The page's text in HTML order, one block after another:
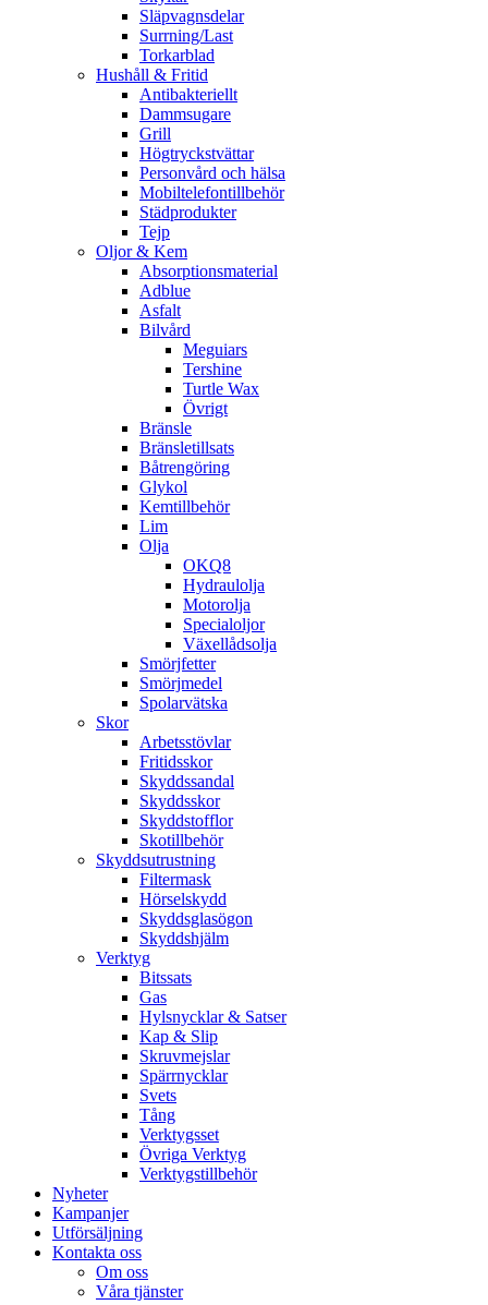
Släpvagnsdelar
Surrning/Last
Torkarblad
Hushåll & Fritid
Antibakteriellt​
Dammsugare
Grill
Högtryckstvättar
Personvård och hälsa
Mobiltelefontillbehör
Städprodukter
Tejp
Oljor & Kem
Absorptionsmaterial
Adblue
Asfalt
Bilvård
Meguiars
Tershine
Turtle Wax
Övrigt
Bränsle
Bränsletillsats
Båtrengöring
Glykol
Kemtillbehör
Lim
Olja
OKQ8
Hydraulolja
Motorolja
Specialoljor
Växellådsolja
Smörjfetter
Smörjmedel
Spolarvätska
Skor
Arbetsstövlar
Fritidsskor
Skyddssandal
Skyddsskor
Skyddstofflor
Skotillbehör
Skyddsutrustning
Filtermask
Hörselskydd
Skyddsglasögon
Skyddshjälm
Verktyg
Bitssats
Gas
Hylsnycklar & Satser
Kap & Slip
Skruvmejslar
Spärrnycklar
Svets
Tång
Verktygsset
Övriga Verktyg
Verktygstillbehör
Nyheter
Kampanjer
Utförsäljning
Kontakta oss
Om oss
Våra tjänster